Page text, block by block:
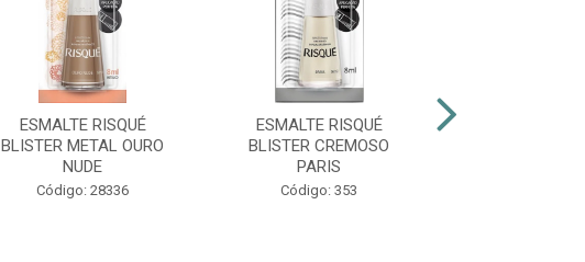
ESMALTE RISQUÉ
BLISTER METAL OURO
NUDE
Código: 28336
ESMALTE RISQUÉ
BLISTER CREMOSO
PARIS
Código: 353